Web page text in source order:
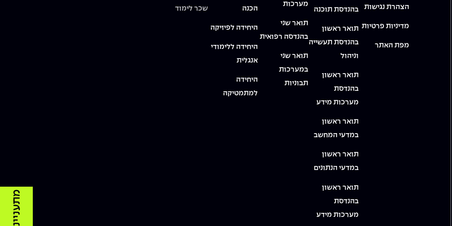
הצהרת נגישות
מדיניות פרטיות
מפת האתר
בהנדסת תוכנה
תואר ראשון
בהנדסת תעשייה
וניהול
תואר ראשון
בהנדסת
מערכות מידע
תואר ראשון
במדעי המחשב
תואר ראשון
במדעי הנתונים
תואר ראשון
בהנדסת
מערכות מידע
מערכות
תואר שני
בהנדסה רפואית
תואר שני
במערכות
תבוניות
הכנה
היחידה לפיזיקה
היחידה ללימודי
אנגלית
היחידה
למתמטיקה
שכר לימוד